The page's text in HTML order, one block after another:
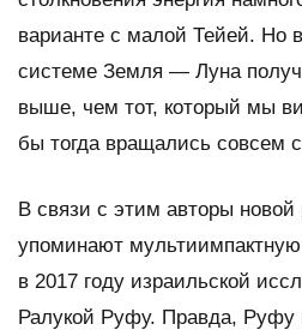
варианте с малой Тейей. Но
системе Земля — Луна
выше, чем тот, который мы
бы тогда вращались совсем
В связи с этим авторы новой
упоминают
в 2017 году израильской
Ралукой Руфу. Правда, Руфу